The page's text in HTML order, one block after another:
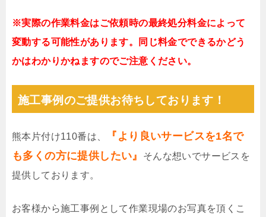
※実際の作業料金はご依頼時の最終処分料金によって
変動する可能性があります。同じ料金でできるかどう
かはわかりかねますのでご注意ください。
施工事例のご提供お待ちしております！
熊本片付け110番は、
『より良いサービスを1名で
も多くの方に提供したい』
そんな想いでサービスを
提供しております。
お客様から施工事例として作業現場のお写真を頂くこ